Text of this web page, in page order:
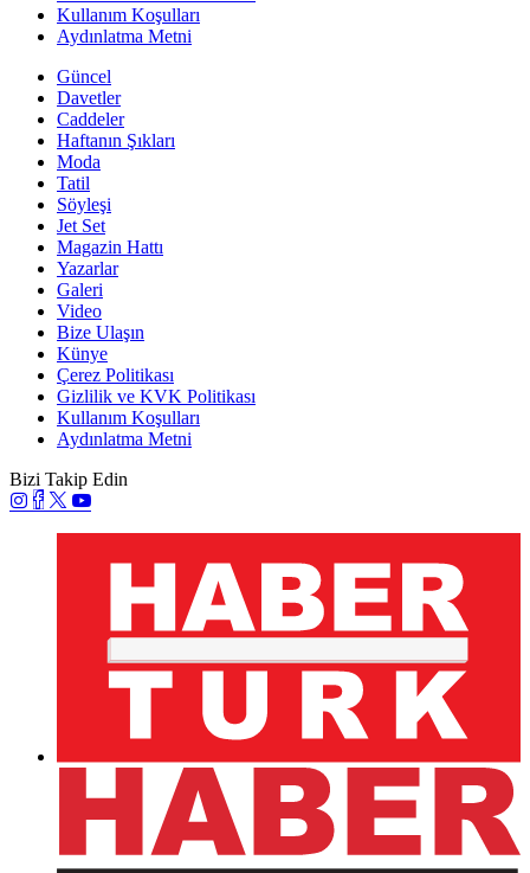
Kullanım Koşulları
Aydınlatma Metni
Güncel
Davetler
Caddeler
Haftanın Şıkları
Moda
Tatil
Söyleşi
Jet Set
Magazin Hattı
Yazarlar
Galeri
Video
Bize Ulaşın
Künye
Çerez Politikası
Gizlilik ve KVK Politikası
Kullanım Koşulları
Aydınlatma Metni
Bizi Takip Edin